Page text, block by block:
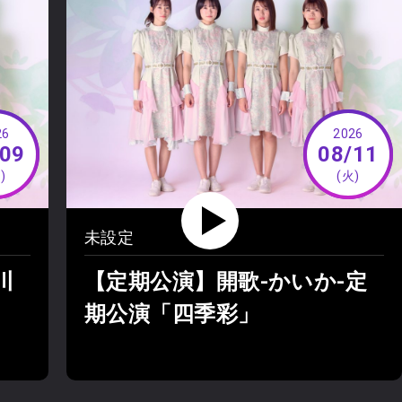
2026
08/11
(火)
未設定
【定期公演】開歌-かいか-定
期公演「四季彩」